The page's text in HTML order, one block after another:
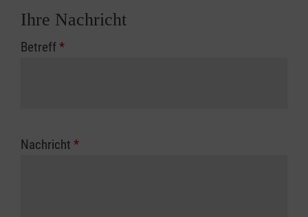
Ihre Nachricht
Betreff*
Nachricht *